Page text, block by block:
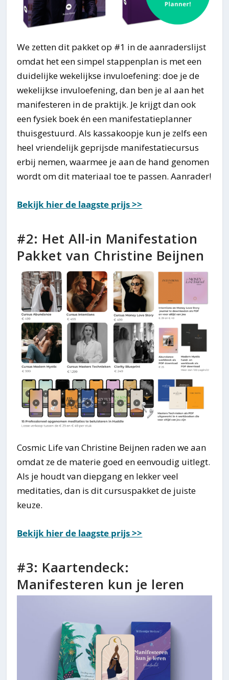
We zetten dit pakket op #1 in de aanraderslijst
omdat het een simpel stappenplan is met een
duidelijke wekelijkse invuloefening: doe je de
wekelijkse invuloefening, dan ben je al aan het
manifesteren in de praktijk. Je krijgt dan ook
een fysiek boek én een manifestatieplanner
thuisgestuurd. Als kassakoopje kun je zelfs een
heel vriendelijk geprijsde manifestatiecursus
erbij nemen, waarmee je aan de hand genomen
wordt om dit materiaal toe te passen. Aanrader!
Bekijk hier de laagste prijs >>
#2: Het All-in Manifestation
Pakket van Christine Beijnen
Cosmic Life van Christine Beijnen raden we aan
omdat ze de materie goed en eenvoudig uitlegt.
Als je houdt van diepgang en lekker veel
meditaties, dan is dit cursuspakket de juiste
keuze.
Bekijk hier de laagste prijs >>
#3: Kaartendeck:
Manifesteren kun je leren